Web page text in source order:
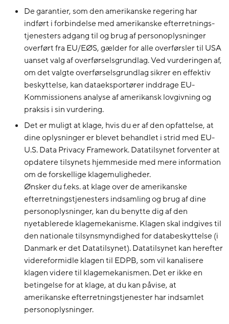
De garantier, som den amerikanske regering har
indført i forbindelse med amerikanske efterretnings-
tjenesters adgang til og brug af personoplysninger
overført fra EU/EØS, gælder for alle overførsler til USA
uanset valg af overførselsgrundlag. Ved vurderingen af,
om det valgte overførselsgrundlag sikrer en effektiv
beskyttelse, kan dataeksportører inddrage EU-
Kommissionens analyse af amerikansk lovgivning og
praksis i sin vurdering.
Det er muligt at klage, hvis du er af den opfattelse, at
dine oplysninger er blevet behandlet i strid med EU-
U.S. Data Privacy Framework. Datatilsynet forventer at
opdatere tilsynets hjemmeside med mere information
om de forskellige klagemuligheder.
Ønsker du f.eks. at klage over de amerikanske
efterretningstjenesters indsamling og brug af dine
personoplysninger, kan du benytte dig af den
nyetablerede klagemekanisme. Klagen skal indgives til
den nationale tilsynsmyndighed for databeskyttelse (i
Danmark er det Datatilsynet). Datatilsynet kan herefter
videreformidle klagen til EDPB, som vil kanalisere
klagen videre til klagemekanismen. Det er ikke en
betingelse for at klage, at du kan påvise, at
amerikanske efterretningstjenester har indsamlet
personoplysninger.